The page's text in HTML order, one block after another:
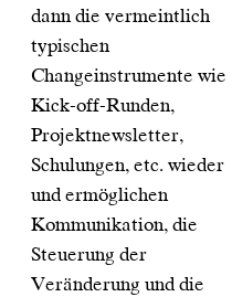
dann die vermeintlich
typischen
Changeinstrumente wie
Kick-off-Runden,
Projektnewsletter,
Schulungen, etc. wieder
und ermöglichen
Kommunikation, die
Steuerung der
Veränderung und die